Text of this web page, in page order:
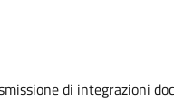
di integrazioni